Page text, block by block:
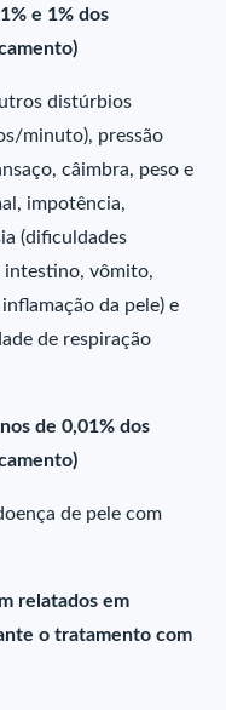
e 1% dos
distúrbios
minuto), pressão
câimbra, peso e
impotência,
(dificuldades
intestino, vômito,
da pele) e
de respiração
de 0,01% dos
de pele com
relatados em
o tratamento com